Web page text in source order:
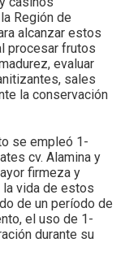
Región de
alcanzar estos
procesar frutos
evaluar
sales
la conservación
se empleó 1-
cv. Alamina y
firmeza y
la vida de estos
de un período de
el uso de 1-
durante su